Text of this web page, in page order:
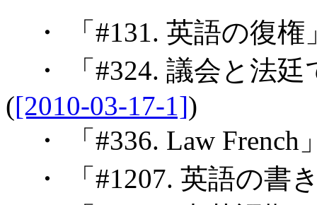
・ 「#131. 英語の復権
・ 「#324. 議会と法廷
([2010-03-17-1])
・ 「#336. Law French
・ 「#1207. 英語の書